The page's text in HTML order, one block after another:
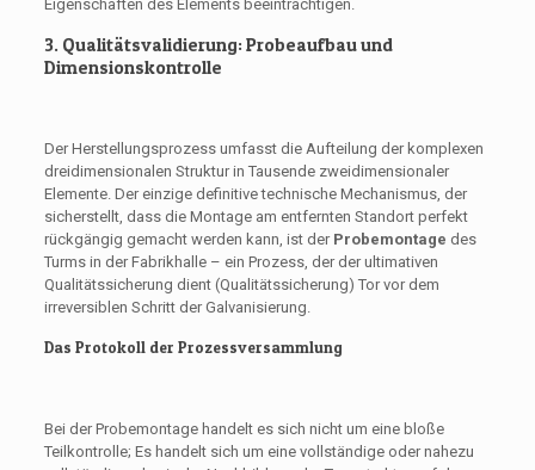
Eigenschaften des Elements beeinträchtigen.
3. Qualitätsvalidierung: Probeaufbau und
Dimensionskontrolle
Der Herstellungsprozess umfasst die Aufteilung der komplexen
dreidimensionalen Struktur in Tausende zweidimensionaler
Elemente. Der einzige definitive technische Mechanismus, der
sicherstellt, dass die Montage am entfernten Standort perfekt
rückgängig gemacht werden kann, ist der Probemontage des
Turms in der Fabrikhalle – ein Prozess, der der ultimativen
Qualitätssicherung dient (Qualitätssicherung) Tor vor dem
irreversiblen Schritt der Galvanisierung.
Das Protokoll der Prozessversammlung
Bei der Probemontage handelt es sich nicht um eine bloße
Teilkontrolle; Es handelt sich um eine vollständige oder nahezu